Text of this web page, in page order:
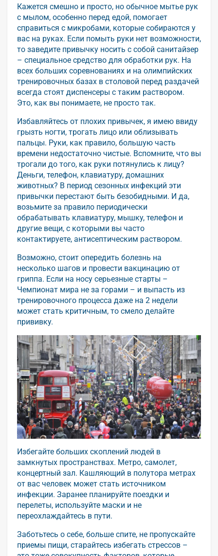
Кажется смешно и просто, но обычное мытье рук
с мылом, особенно перед едой, помогает
справиться c микробами, которые собираются у
вас на руках. Если помыть руки нет возможности,
то заведите привычку носить с собой санитайзер
– специальное средство для обработки рук. На
всех больших соревнованиях и на олимпийских
тренировочных базах в столовой перед раздачей
всегда стоят диспенсеры с таким раствором.
Это, как вы понимаете, не просто так.
Избавляйтесь от плохих привычек, я имею ввиду
грызть ногти, трогать лицо или облизывать
пальцы. Руки, как правило, большую часть
времени недостаточно чистые. Вспомните, что вы
трогали до того, как руки потянулись к лицу?
Деньги, телефон, клавиатуру, домашних
животных? В период сезонных инфекций эти
привычки перестают быть безобидными. И да,
возьмите за правило периодически
обрабатывать клавиатуру, мышку, телефон и
другие вещи, с которыми вы часто
контактируете, антисептическим раствором.
Возможно, стоит опередить болезнь на
несколько шагов и провести вакцинацию от
гриппа. Если на носу серьезные старты –
Чемпионат мира не за горами – и выпасть из
тренировочного процесса даже на 2 недели
может стать критичным, то смело делайте
прививку.
Избегайте больших скоплений людей в
замкнутых пространствах. Метро, самолет,
концертный зал. Кашляющий в полутора метрах
от вас человек может стать источником
инфекции. Заранее планируйте поездки и
перелеты, используйте маски и не
переохлаждайтесь в пути.
Заботьтесь о себе, больше спите, не пропускайте
приемы пищи, старайтесь избегать стрессов –